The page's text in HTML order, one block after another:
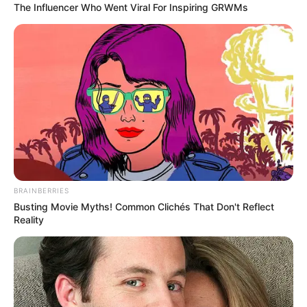
Defensa Civil
Equipos especializados de
buzos de rescatedel
departamento
Fue justamente con apoyo de estas unidades que se
logró ubicar el cuerpo en la zona cercana a lavía
perimetral de Funza
, en un sector donde se reportó la
caída.
El operativo también contó con presencia de laPolicía
Nacional, familiares de la víctima y habitantes del sector.
Caso Yulixa Toloza: videos revelan
cómo la sacaron de la estética
'Beauty Láser'
The Influencer Who Went Viral For Inspiring GRWMs
BRAINBERRIES
Busting Movie Myths! Common Clichés That Don't Reflect
Reality